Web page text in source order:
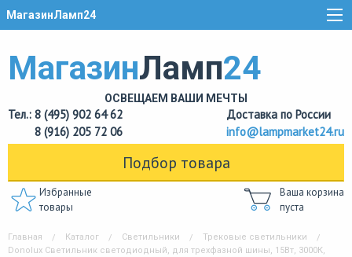
МагазинЛамп24
МагазинЛамп24
ОСВЕЩАЕМ ВАШИ МЕЧТЫ
Тел.: 8 (495) 902 64 62
8 (916) 205 72 06
Доставка по России
info@lampmarket24.ru
Подбор товара
Избранные
товары
Ваша корзина
пуста
Главная Каталог Светильники
Трековые светильники
Donolux Светильник светодиодный, для трехфазной шины, 15Вт, 3000К,